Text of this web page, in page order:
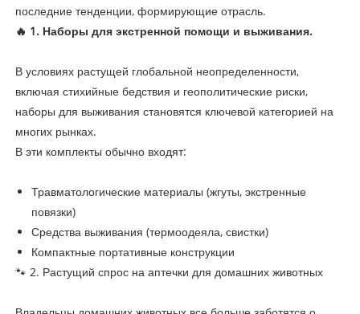
последние тенденции, формирующие отрасль.
🔥 1. Наборы для экстренной помощи и выживания.
В условиях растущей глобальной неопределенности,
включая стихийные бедствия и геополитические риски,
наборы для выживания становятся ключевой категорией на
многих рынках.
В эти комплекты обычно входят:
Травматологические материалы (жгуты, экстренные
повязки)
Средства выживания (термоодеяла, свистки)
Компактные портативные конструкции
🐾 2. Растущий спрос на аптечки для домашних животных